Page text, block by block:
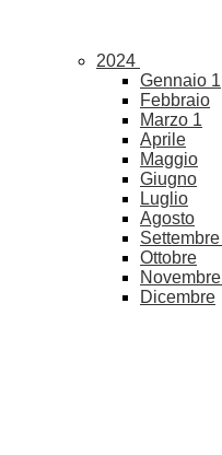
2024
Gennaio 1
Febbraio
Marzo 1
Aprile
Maggio
Giugno
Luglio
Agosto
Settembre
Ottobre
Novembre
Dicembre